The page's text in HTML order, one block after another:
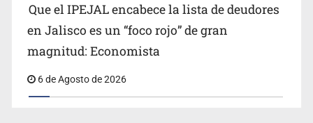
Que el IPEJAL encabece la lista de deudores
en Jalisco es un “foco rojo” de gran
magnitud: Economista
6 de Agosto de 2026